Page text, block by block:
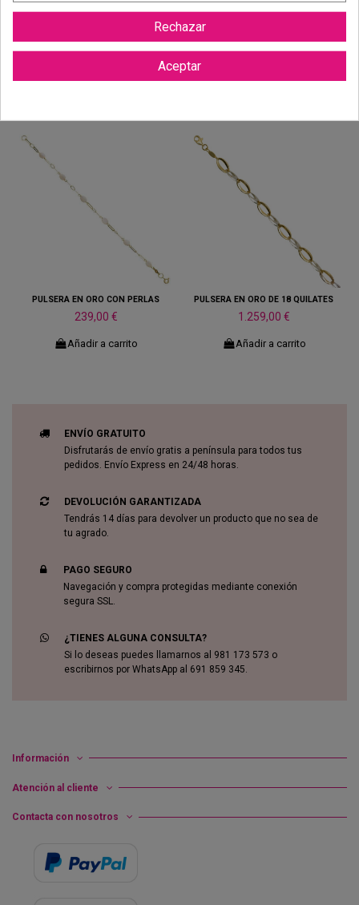
PULSERA EN ORO CON PERLAS
239,00 €
Añadir a carrito
PULSERA EN ORO DE 18 QUILATES
1.259,00 €
Añadir a carrito
ENVÍO GRATUITO
Disfrutarás de envío gratis a península para todos tus
pedidos. Envío Express en 24/48 horas.
DEVOLUCIÓN GARANTIZADA
Tendrás 14 días para devolver un producto que no sea de
tu agrado.
PAGO SEGURO
Navegación y compra protegidas mediante conexión
segura SSL.
¿TIENES ALGUNA CONSULTA?
Si lo deseas puedes llamarnos al 981 173 573 o
escribirnos por WhatsApp al 691 859 345.
Información
Atención al cliente
Contacta con nosotros
Rechazar
Aceptar